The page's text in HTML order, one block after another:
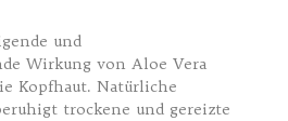
und
Wirkung von Aloe Vera
Kopfhaut. Natürliche
trockene und gereizte